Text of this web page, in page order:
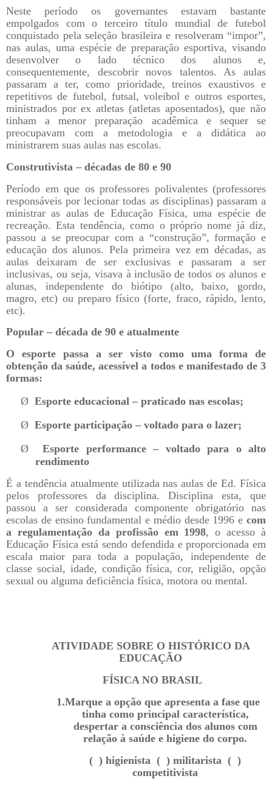
Neste período os governantes estavam bastante
empolgados com o terceiro título mundial de futebol
conquistado pela seleção brasileira e resolveram “impor”,
nas aulas, uma espécie de preparação esportiva, visando
desenvolver o lado técnico dos alunos e,
consequentemente, descobrir novos talentos. As aulas
passaram a ter, como prioridade, treinos exaustivos e
repetitivos de futebol, futsal, voleibol e outros esportes,
ministrados por ex atletas (atletas aposentados), que não
tinham a menor preparação acadêmica e sequer se
preocupavam com a metodologia e a didática ao
ministrarem suas aulas nas escolas.
Construtivista – décadas de 80 e 90
Período em que os professores polivalentes (professores
responsáveis por lecionar todas as disciplinas) passaram a
ministrar as aulas de Educação Física, uma espécie de
recreação. Esta tendência, como o próprio nome já diz,
passou a se preocupar com a “construção”, formação e
educação dos alunos. Pela primeira vez em décadas, as
aulas deixaram de ser exclusivas e passaram a ser
inclusivas, ou seja, visava à inclusão de todos os alunos e
alunas, independente do biótipo (alto, baixo, gordo,
magro, etc) ou preparo físico (forte, fraco, rápido, lento,
etc).
Popular – década de 90 e atualmente
O esporte passa a ser visto como uma forma de
obtenção da saúde, acessível a todos e manifestado de 3
formas:
Ø Esporte educacional – praticado nas escolas;
Ø Esporte participação – voltado para o lazer;
Ø
Esporte performance – voltado para o alto
rendimento
É a tendência atualmente utilizada nas aulas de Ed. Física
pelos professores da disciplina. Disciplina esta, que
passou a ser considerada componente obrigatório nas
escolas de ensino fundamental e médio desde 1996 e com
a regulamentação da profissão em 1998, o acesso à
Educação Física está sendo defendida e proporcionada em
escala maior para toda a população, independente de
classe social, idade, condição física, cor, religião, opção
sexual ou alguma deficiência física, motora ou mental.
ATIVIDADE SOBRE O HISTÓRICO DA
EDUCAÇÃO
FÍSICA NO BRASIL
1.Marque a opção que apresenta a fase que
tinha como principal característica,
despertar a consciência dos alunos com
relação à saúde e higiene do corpo.
( ) higienista ( ) militarista ( )
competitivista